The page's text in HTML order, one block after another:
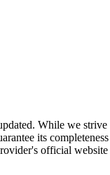
While we strive
its completeness
official website